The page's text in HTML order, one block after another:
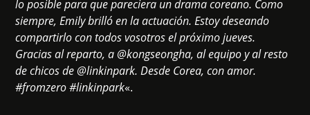
lo posible para que pareciera un drama coreano. Como
siempre, Emily brilló en la actuación. Estoy deseando
compartirlo con todos vosotros el próximo jueves.
Gracias al reparto, a @kongseongha, al equipo y al resto
de chicos de @linkinpark. Desde Corea, con amor.
#fromzero #linkinpark«.